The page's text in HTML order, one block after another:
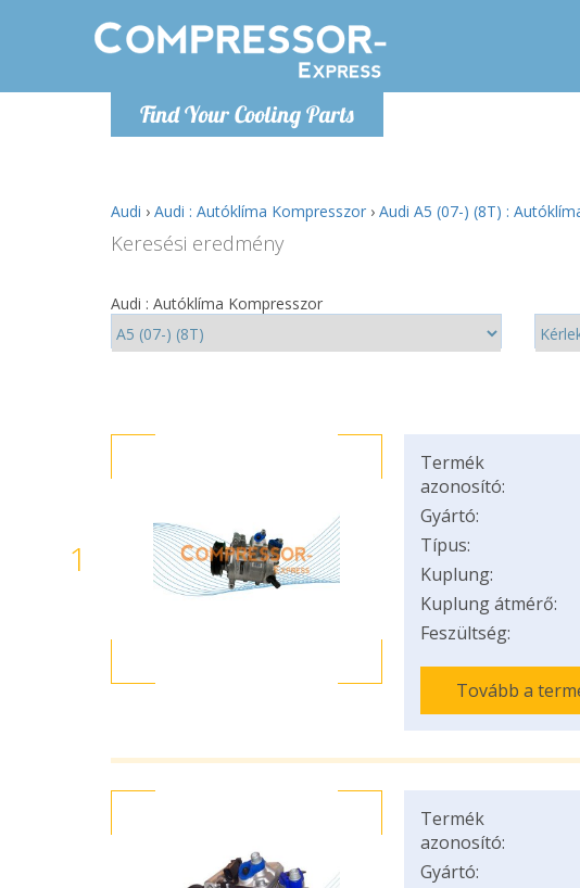
Find Your Cooling Parts
Hétfő-Péntek 9-17
+36303967994
info@compressor-express.hu
Audi › Audi : Autóklíma Kompresszor › Audi A5 (07-) (8T) :
Keresési eredmény
Audi : Autóklíma Kompresszor
1
Termék
azonosító:
Gyártó:
Típus:
Kuplung:
Kuplung átmérő:
Feszültség:
Tovább a
Termék
azonosító:
Gyártó: